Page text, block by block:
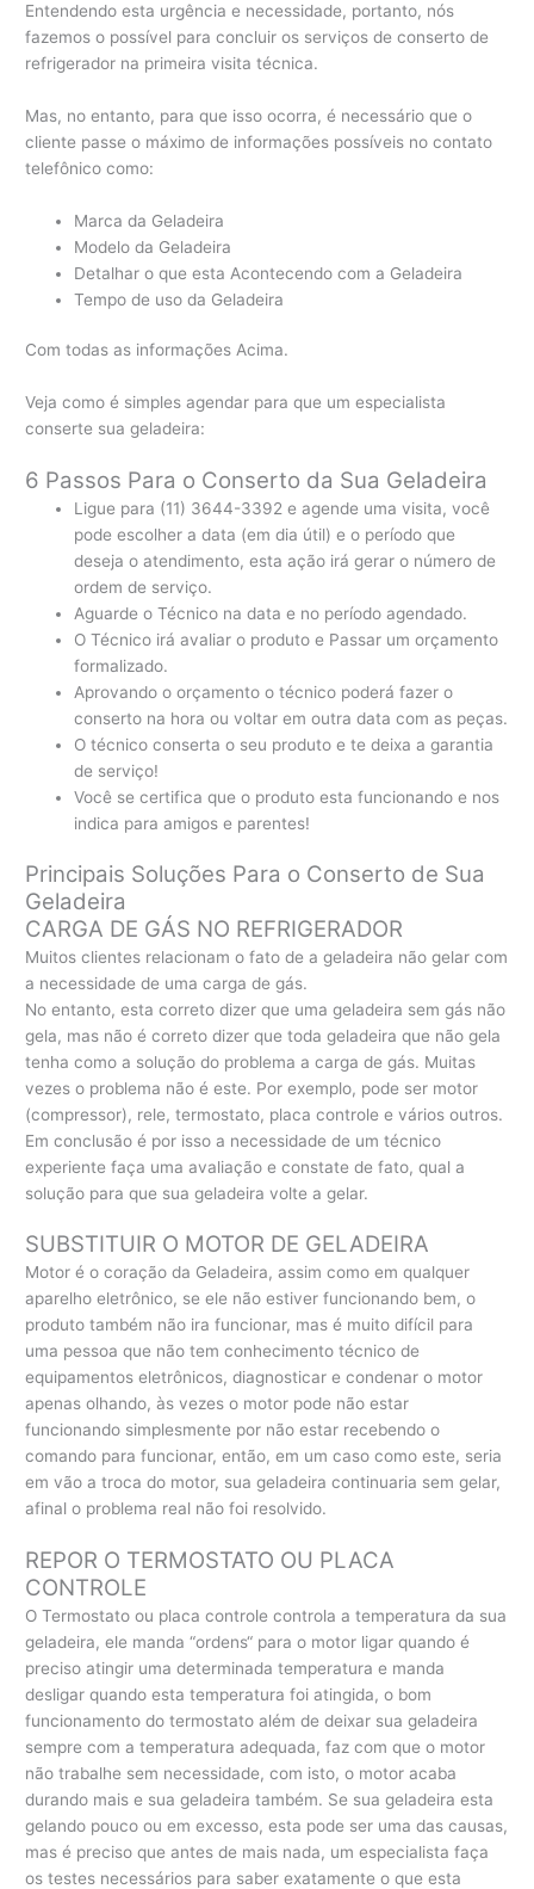
Entendendo esta urgência e necessidade, portanto, nós
fazemos o possível para concluir os serviços de conserto de
refrigerador na primeira visita técnica.
Mas, no entanto, para que isso ocorra, é necessário que o
cliente passe o máximo de informações possíveis no contato
telefônico como:
Marca da Geladeira
Modelo da Geladeira
Detalhar o que esta Acontecendo com a Geladeira
Tempo de uso da Geladeira
Com todas as informações Acima.
Veja como é simples agendar para que um especialista
conserte sua geladeira:
6 Passos Para o Conserto da Sua Geladeira
Ligue para (11) 3644-3392 e agende uma visita, você
pode escolher a data (em dia útil) e o período que
deseja o atendimento, esta ação irá gerar o número de
ordem de serviço.
Aguarde o Técnico na data e no período agendado.
O Técnico irá avaliar o produto e Passar um orçamento
formalizado.
Aprovando o orçamento o técnico poderá fazer o
conserto na hora ou voltar em outra data com as peças.
O técnico conserta o seu produto e te deixa a garantia
de serviço!
Você se certifica que o produto esta funcionando e nos
indica para amigos e parentes!
Principais Soluções Para o Conserto de Sua
Geladeira
CARGA DE GÁS NO REFRIGERADOR
Muitos clientes relacionam o fato de a geladeira não gelar com
a necessidade de uma carga de gás.
No entanto, esta correto dizer que uma geladeira sem gás não
gela, mas não é correto dizer que toda geladeira que não gela
tenha como a solução do problema a carga de gás. Muitas
vezes o problema não é este. Por exemplo, pode ser motor
(compressor), rele, termostato, placa controle e vários outros.
Em conclusão é por isso a necessidade de um técnico
experiente faça uma avaliação e constate de fato, qual a
solução para que sua geladeira volte a gelar.
SUBSTITUIR O MOTOR DE GELADEIRA
Motor é o coração da Geladeira, assim como em qualquer
aparelho eletrônico, se ele não estiver funcionando bem, o
produto também não ira funcionar, mas é muito difícil para
uma pessoa que não tem conhecimento técnico de
equipamentos eletrônicos, diagnosticar e condenar o motor
apenas olhando, às vezes o motor pode não estar
funcionando simplesmente por não estar recebendo o
comando para funcionar, então, em um caso como este, seria
em vão a troca do motor, sua geladeira continuaria sem gelar,
afinal o problema real não foi resolvido.
REPOR O TERMOSTATO OU PLACA
CONTROLE
O Termostato ou placa controle controla a temperatura da sua
geladeira, ele manda “ordens“ para o motor ligar quando é
preciso atingir uma determinada temperatura e manda
desligar quando esta temperatura foi atingida, o bom
funcionamento do termostato além de deixar sua geladeira
sempre com a temperatura adequada, faz com que o motor
não trabalhe sem necessidade, com isto, o motor acaba
durando mais e sua geladeira também. Se sua geladeira esta
gelando pouco ou em excesso, esta pode ser uma das causas,
mas é preciso que antes de mais nada, um especialista faça
os testes necessários para saber exatamente o que esta